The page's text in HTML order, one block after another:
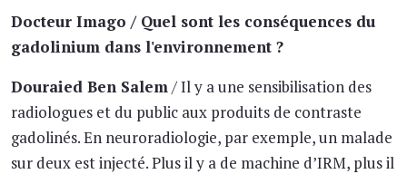
Docteur Imago / Quel sont les conséquences du
gadolinium dans l'environnement ?
Douraied Ben Salem / Il y a une sensibilisation des
radiologues et du public aux produits de contraste
gadolinés. En neuroradiologie, par exemple, un malade
sur deux est injecté. Plus il y a de machine d’IRM, plus il